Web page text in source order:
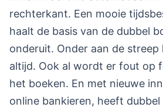
rechterkant. Een mooie
haalt de basis van de dubbel
onderuit. Onder aan de streep
altijd. Ook al wordt er fout op
het boeken. En met nieuwe
online bankieren, heeft